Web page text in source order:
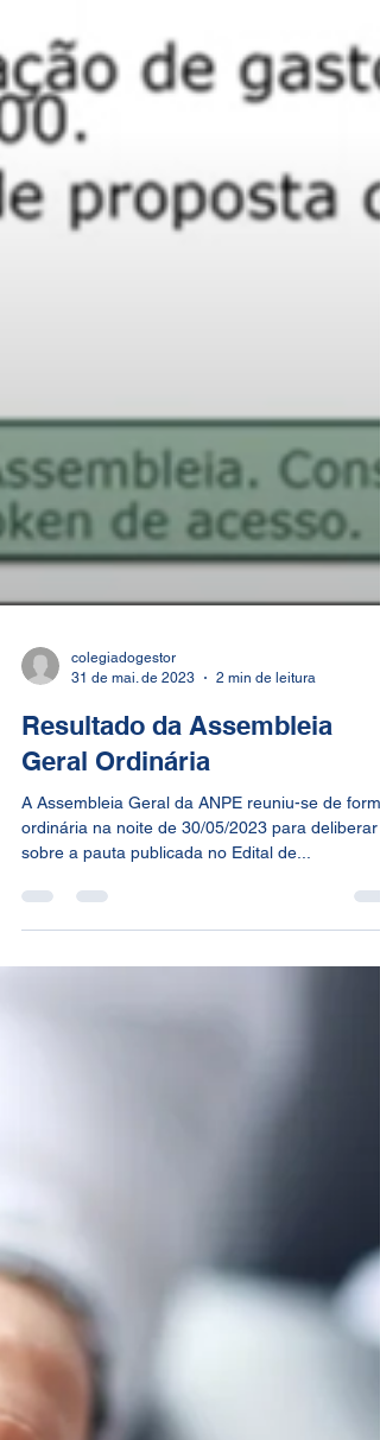
31 de mai. de 2023
2 min de leitura
Resultado da Assembleia
Geral Ordinária
A Assembleia Geral da ANPE reuniu-se de forma
sobre a pauta publicada no Edital de...